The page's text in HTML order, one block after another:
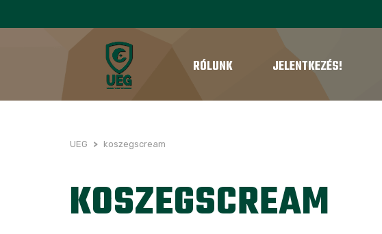
RÓLUNK JELENTKEZÉS!
UEG > koszegscream
KOSZEGSCREAM